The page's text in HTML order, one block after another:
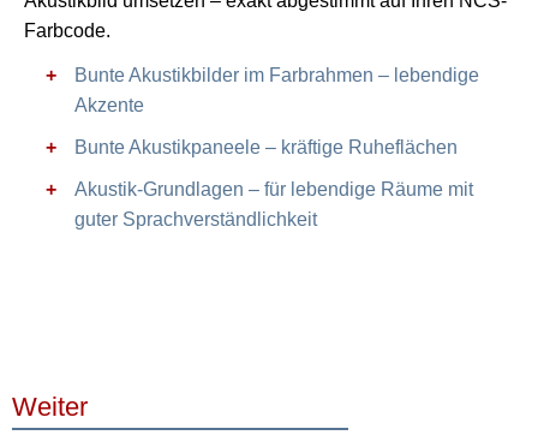
Farbcode.
Bunte Akustikbilder im Farbrahmen – lebendige
Akzente
Bunte Akustikpaneele – kräftige Ruheflächen
Akustik-Grundlagen – für lebendige Räume mit
guter Sprachverständlichkeit
Weiter